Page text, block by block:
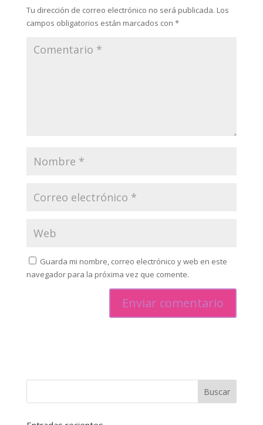
Tu dirección de correo electrónico no será publicada. Los
campos obligatorios están marcados con *
Guarda mi nombre, correo electrónico y web en este
navegador para la próxima vez que comente.